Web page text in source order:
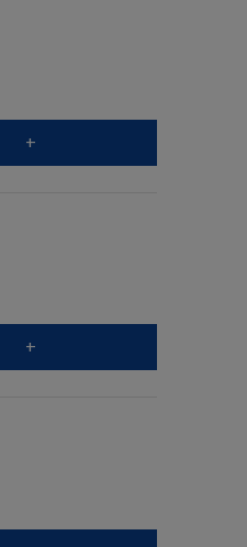
+
+